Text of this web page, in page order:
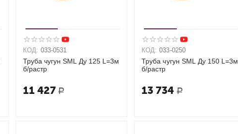
КОД: 033-0531
Труба чугун SML Ду 125 L=3м
б/растр
11 427 Р
КОД: 033-0250
Труба чугун SML Ду 150 L=3м
б/растр
13 734 Р